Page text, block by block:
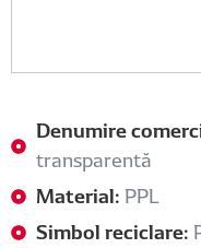
Denumire
transparentă
Material:PPL
Simbol reciclare: